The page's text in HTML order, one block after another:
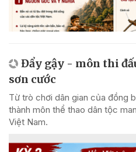
Đẩy gậy - môn thi
sơn cước
Từ trò chơi dân gian của đồng
thành môn thể thao dân tộc
Việt Nam.